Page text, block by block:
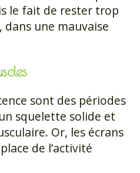
le fait de rester trop
une mauvaise
sont des périodes
squelette solide et
Or, les écrans
de l’activité